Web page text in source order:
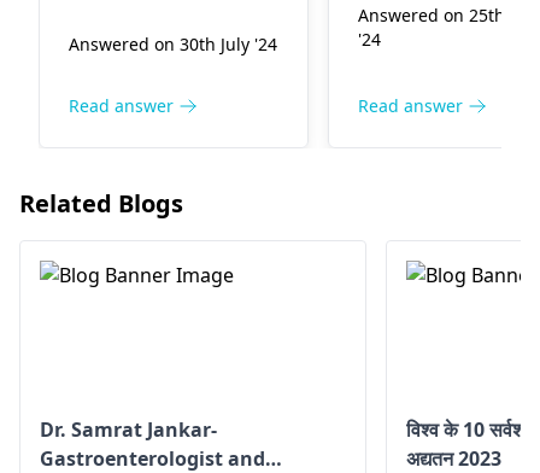
आपका डॉक्टर इन कीड़ों को
संक्रमण को आगे फैलने से
Answered on 30th July '24
Read answer
पेट का एसिड भोजन नली
चला जाता है जिससे सीने में
निर्जलीकरण से बचने के
तैलीय खाद्य पदार्थों से बचें
एसिडिटी को ट्रिगर कर
Answered on 25th
'24
Read answer
Related Blogs
Dr. Samrat Jankar-
Gastroenterologist and
विश्व के 10
अद्यतन 2023